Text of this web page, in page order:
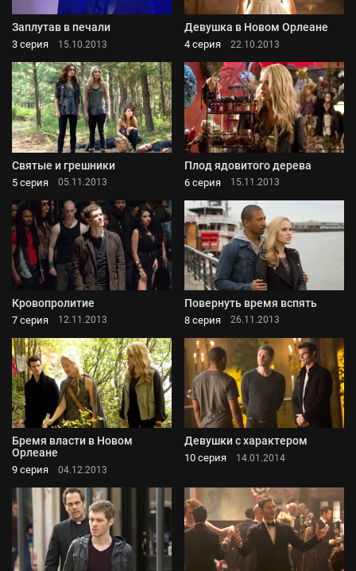
Заплутав в печали
3 серия 15.10.2013
Девушка в Новом Орлеане
4 серия 22.10.2013
Святые и грешники
5 серия 05.11.2013
Плод ядовитого дерева
6 серия 15.11.2013
Кровопролитие
7 серия 12.11.2013
Повернуть время вспять
8 серия 26.11.2013
Бремя власти в Новом
Орлеане
9 серия 04.12.2013
Девушки с характером
10 серия 14.01.2014